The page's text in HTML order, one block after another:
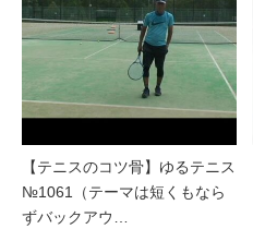
【テニスのコツ骨】ゆるテニス
№1061（テーマは短くもなら
ずバックアウ…